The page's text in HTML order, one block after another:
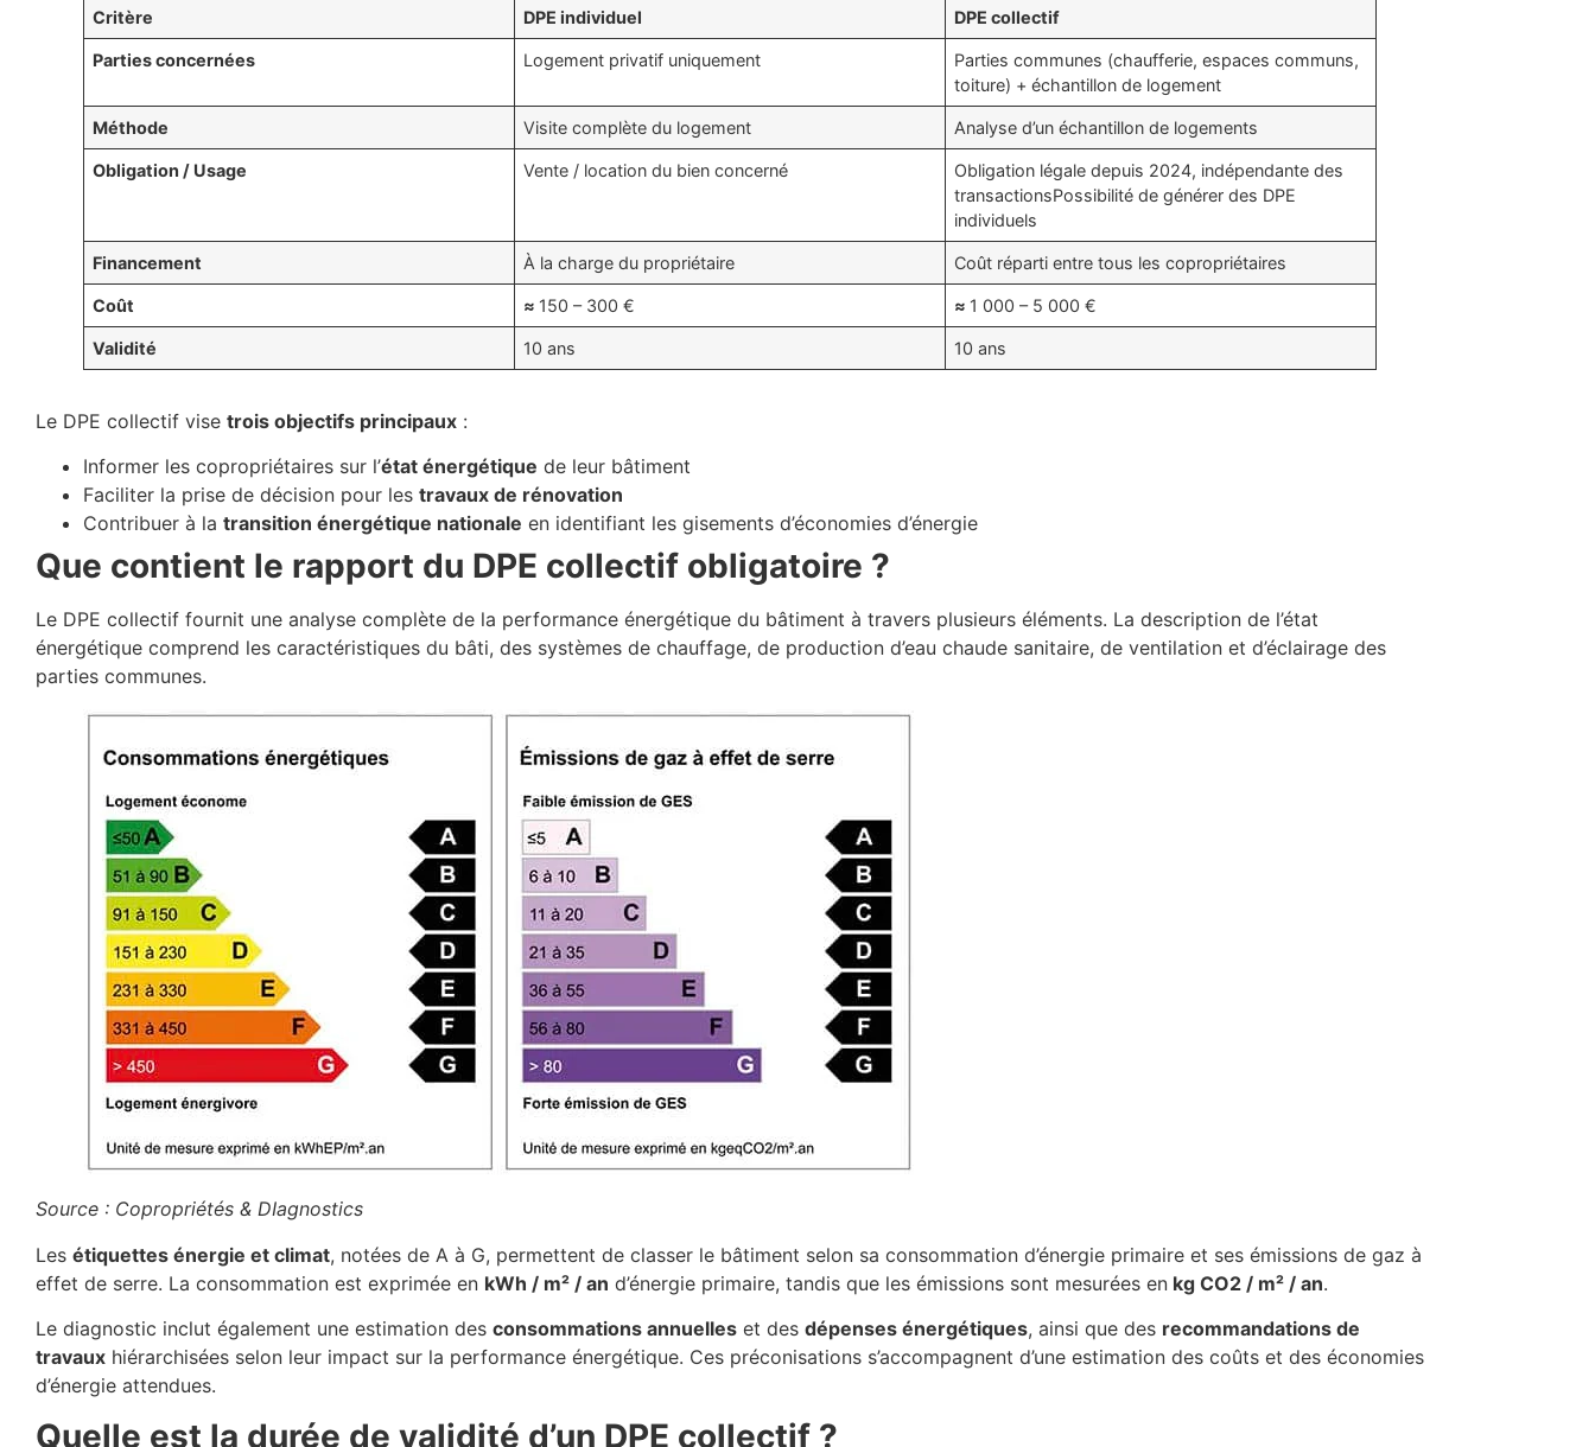
Critère DPE individuel DPE collectif
Parties concernées Logement privatif uniquement
Parties communes (chaufferie, espaces communs,
toiture) + échantillon de logement
Méthode Visite complète du logement Analyse d’un échantillon de logements
Obligation / Usage Vente / location du bien concerné
Obligation légale depuis 2024, indépendante des
transactionsPossibilité de générer des DPE
individuels
Financement À la charge du propriétaire Coût réparti entre tous les copropriétaires
Coût ≈ 150 – 300 € ≈ 1 000 – 5 000 €
Validité 10 ans 10 ans
Le DPE collectif vise trois objectifs principaux :
Informer les copropriétaires sur l’état énergétique de leur bâtiment
Faciliter la prise de décision pour les travaux de rénovation
Contribuer à la transition énergétique nationale en identifiant les gisements d’économies d’énergie
Que contient le rapport du DPE collectif obligatoire ?
Le DPE collectif fournit une analyse complète de la performance énergétique du bâtiment à travers plusieurs éléments. La description de l’état
énergétique comprend les caractéristiques du bâti, des systèmes de chauffage, de production d’eau chaude sanitaire, de ventilation et d’éclairage des
parties communes.
Source : Copropriétés & DIagnostics
Les étiquettes énergie et climat, notées de A à G, permettent de classer le bâtiment selon sa consommation d’énergie primaire et ses émissions de gaz à
effet de serre. La consommation est exprimée en kWh / m² / an d’énergie primaire, tandis que les émissions sont mesurées en kg CO2 / m² / an.
Le diagnostic inclut également une estimation des consommations annuelles et des dépenses énergétiques, ainsi que des recommandations de
travaux hiérarchisées selon leur impact sur la performance énergétique. Ces préconisations s’accompagnent d’une estimation des coûts et des économies
d’énergie attendues.
Quelle est la durée de validité d’un DPE collectif ?